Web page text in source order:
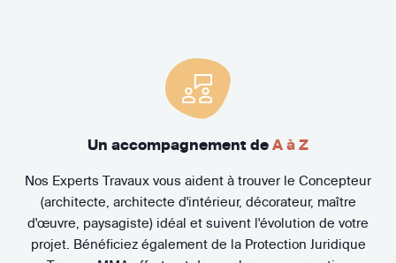
Un accompagnement de A à Z
Nos Experts Travaux vous aident à trouver le Concepteur
(architecte, architecte d'intérieur, décorateur, maître
d'œuvre, paysagiste) idéal et suivent l'évolution de votre
projet. Bénéficiez également de la Protection Juridique